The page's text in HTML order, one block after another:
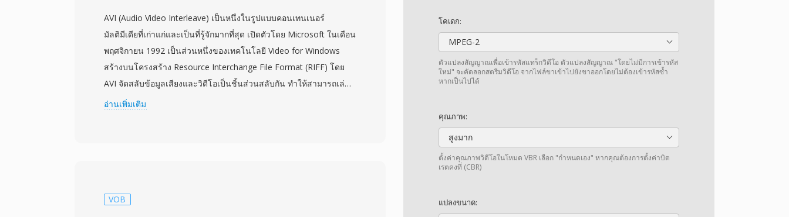
โคเดก:
MPEG-2
ตัวแปลงสัญญาณเพื่อเข้ารหัสแทร็กวิดีโอ ตัวแปลงสัญญาณ "โดยไม่มีการเข้ารหัส
ใหม่" จะคัดลอกสตรีมวิดีโอ จากไฟล์ขาเข้าไปยังขาออกโดยไม่ต้องเข้ารหัสซ้ำ
หากเป็นไปได้
คุณภาพ:
สูงมาก
ตั้งค่าคุณภาพวิดีโอในโหมด VBR เลือก "กำหนดเอง" หากคุณต้องการตั้งค่าบิต
เรตคงที่ (CBR)
แปลงขนาด:
AVI (Audio Video Interleave) เป็นหนึ่งในรูปแบบคอนเทนเนอร์
มัลติมีเดียที่เก่าแก่และเป็นที่รู้จักมากที่สุด เปิดตัวโดย Microsoft ในเดือน
พฤศจิกายน 1992 เป็นส่วนหนึ่งของเทคโนโลยี Video for Windows
สร้างบนโครงสร้าง Resource Interchange File Format (RIFF) โดย
AVI จัดสลับข้อมูลเสียงและวิดีโอเป็นชิ้นส่วนสลับกัน ทำให้สามารถเล่น
แบบซิงโครไนซ์ได้โดยไม่ต้องใช้การจัดการสตรีมที่ซับซ้อน รูปแบบนี้ไม่
ไฟล์ AVI แก้ไขและประมวลผลในระดับไบนารีได้ค่อนข้างง่ายเมื่อเทียบ
อ่านเพิ่มเติม
VOB